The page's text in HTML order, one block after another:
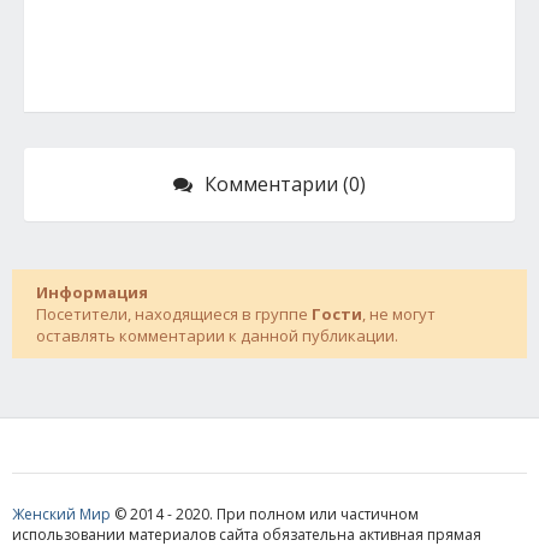
Комментарии (0)
Информация
Посетители, находящиеся в группе Гости, не могут
оставлять комментарии к данной публикации.
Женский Мир © 2014 - 2020. При полном или частичном
использовании материалов сайта обязательна активная прямая